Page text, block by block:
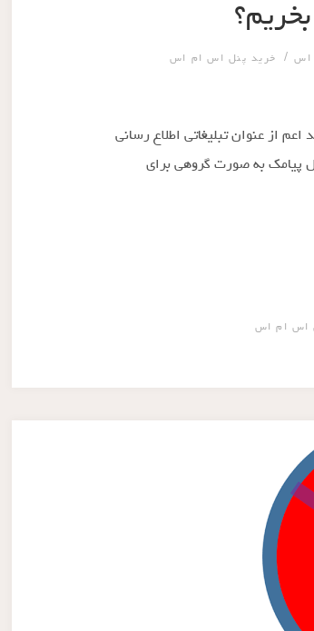
اس/ خرید پنل اس ام اس
از عنوان تبلیغاتی اطلاع رسانی
پیامک به صورت گروهی برای
اس ام اس